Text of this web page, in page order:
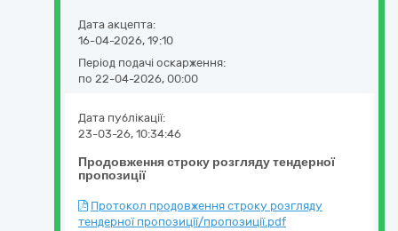
Дата акцепта:
16-04-2026, 19:10
Період подачі оскарження:
по 22-04-2026, 00:00
Продовження строку розгляду тендерної
пропозиції
Дата публікації:
23-03-26, 10:34:46
Протокол продовження строку розгляду
тендерної пропозиції/пропозиції.pdf